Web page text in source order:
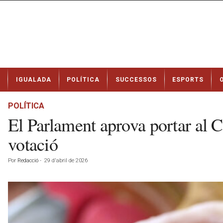
t
IGUALADA POLÍTICA SUCCESSOS ESPORTS
POLÍTICA
El Parlament aprova portar al
votació
Por Redacció - 29 d'abril de 2026